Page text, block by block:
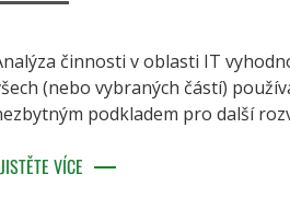
činnosti v oblasti IT
(nebo vybraných částí)
podkladem pro další
VÍCE